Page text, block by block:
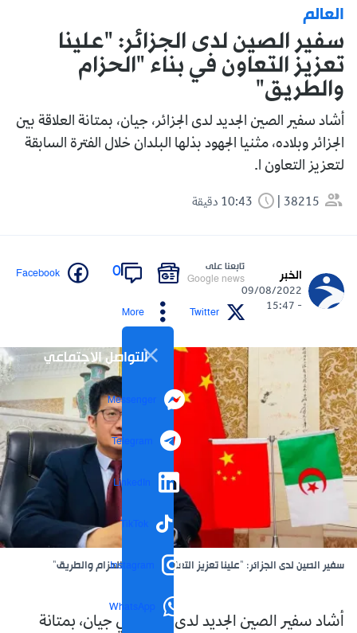
العالم
سفير الصين لدى الجزائر: "علينا
تعزيز التعاون في بناء "الحزام
والطريق"
أشاد سفير الصين الجديد لدى الجزائر، جيان، بمتانة العلاقة بين
الجزائر وبلاده، مثنيا الجهود بذلها البلدان خلال الفترة السابقة
لتعزيز التعاون ا.
38215
الخبر
09/08/2022
- 15:47
تابعنا على
Google news
0
Facebook
Twitter
More
التواصل الاجتماعي
Messenger
Telegram
LinkedIn
TikTok
Instagram
WhatsApp
سفير الصين لدى الجزائر: "علينا تعزيز التعاون في بناء "الحزام والطريق"
أشاد سفير الصين الجديد لدى الجزائر، لي جيان، بمتانة